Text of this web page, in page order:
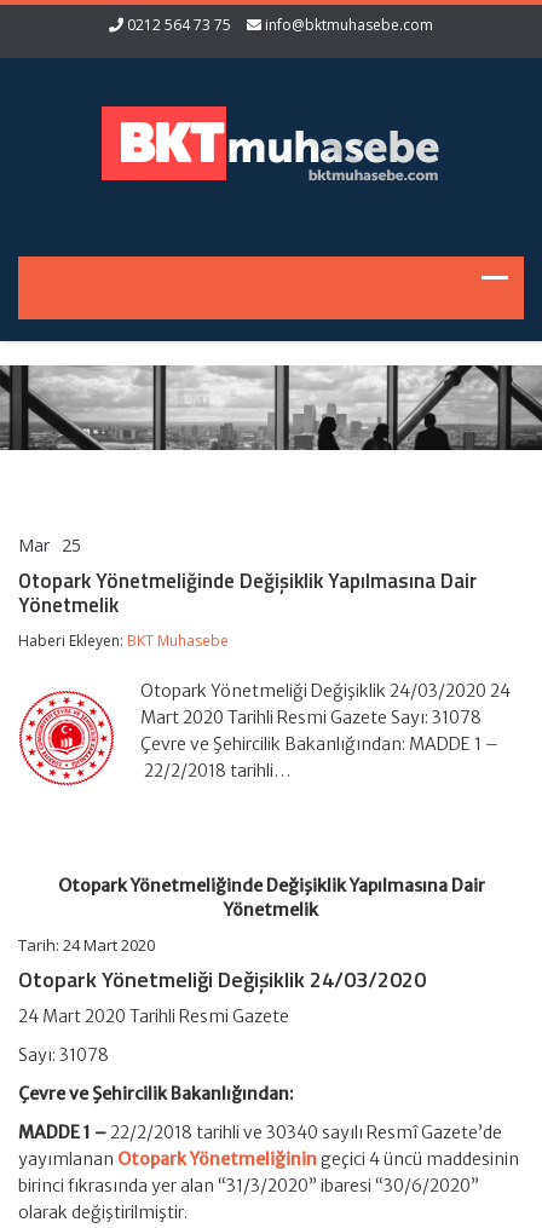
0212 564 73 75 info@bktmuhasebe.com
Mar 25
Değişiklik
Yapılmasına
Yönetmelik
Otopark Yönetmeliğinde Değişiklik Yapılmasına Dair
Yönetmelik
Haberi Ekleyen: BKT Muhasebe
Otopark Yönetmeliği Değişiklik 24/03/2020 24
Mart 2020 Tarihli Resmi Gazete Sayı: 31078
Çevre ve Şehircilik Bakanlığından: MADDE 1 –
22/2/2018 tarihli…
Otopark Yönetmeliğinde Değişiklik Yapılmasına Dair
Yönetmelik
Tarih: 24 Mart 2020
Otopark Yönetmeliği Değişiklik 24/03/2020
24 Mart 2020 Tarihli Resmi Gazete
Sayı: 31078
Çevre ve Şehircilik Bakanlığından:
MADDE 1 –22/2/2018 tarihli ve 30340 sayılı Resmî Gazete’de
yayımlanan Otopark Yönetmeliğiningeçici 4 üncü maddesinin
birinci fıkrasında yer alan “31/3/2020” ibaresi “30/6/2020”
olarak değiştirilmiştir.